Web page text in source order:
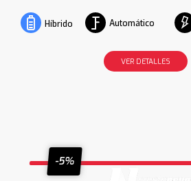
Híbrido Automático
VER DETALLES
-5%